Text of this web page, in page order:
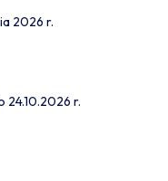
2026 r.
24.10.2026 r.